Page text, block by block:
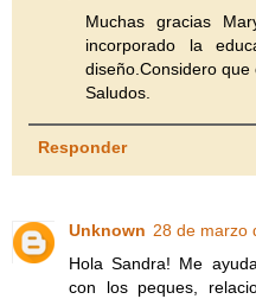
Muchas gracias
incorporado la
diseño.Considero que
Saludos.
Responder
Unknown 28 de marzo
Hola Sandra! Me
con los peques,